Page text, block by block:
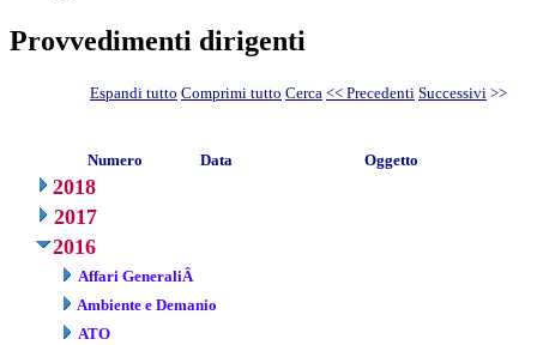
Provvedimenti dirigenti
Espandi tutto Comprimi tutto Cerca << Precedenti Successivi >>
Numero Data Oggetto
2018
2017
2016
Affari GeneraliÂ
Ambiente e Demanio
ATO